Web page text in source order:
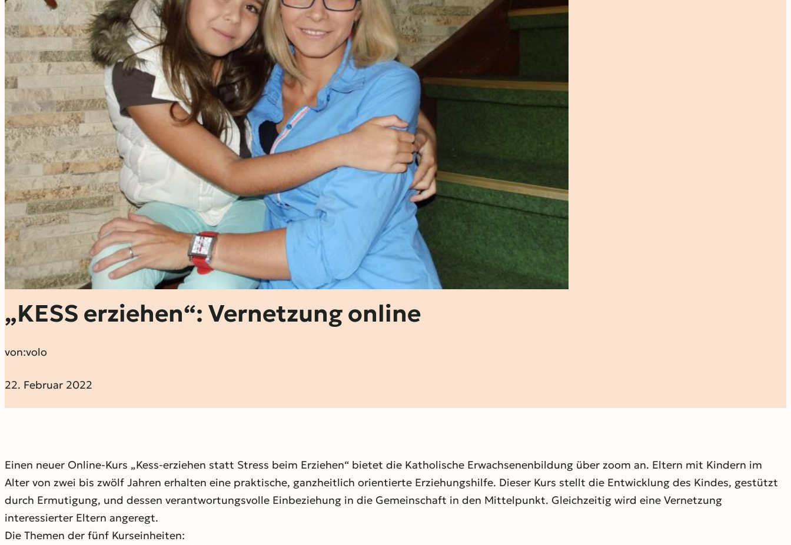
„KESS erziehen“: Vernetzung online
von:volo
22. Februar 2022
Einen neuer Online-Kurs „Kess-erziehen statt Stress beim Erziehen“ bietet die Katholische Erwachsenenbildung über zoom an. Eltern mit Kindern im
Alter von zwei bis zwölf Jahren erhalten eine praktische, ganzheitlich orientierte Erziehungshilfe. Dieser Kurs stellt die Entwicklung des Kindes, gestützt
durch Ermutigung, und dessen verantwortungsvolle Einbeziehung in die Gemeinschaft in den Mittelpunkt. Gleichzeitig wird eine Vernetzung
interessierter Eltern angeregt.
Die Themen der fünf Kurseinheiten: